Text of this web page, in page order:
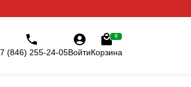
(846) 255-24-05ВойтиКорзина
0